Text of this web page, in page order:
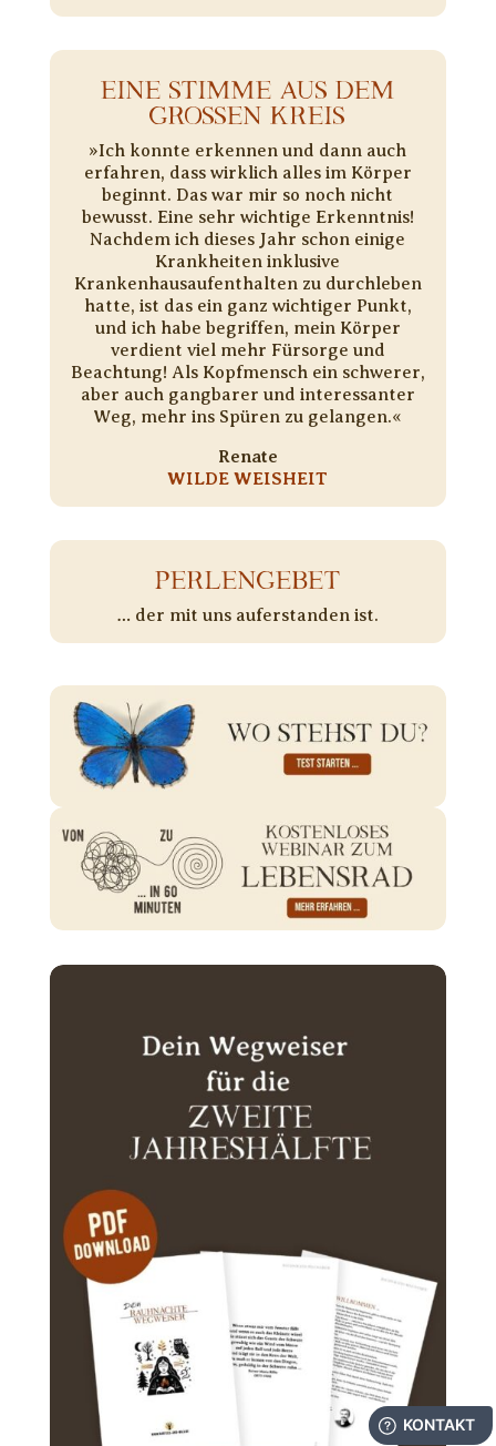
EINE STIMME AUS DEM
GROSSEN KREIS
»Ich konnte erkennen und dann auch
erfahren, dass wirklich alles im Körper
beginnt. Das war mir so noch nicht
bewusst. Eine sehr wichtige Erkenntnis!
Nachdem ich dieses Jahr schon einige
Krankheiten inklusive
Krankenhausaufenthalten zu durchleben
hatte, ist das ein ganz wichtiger Punkt,
und ich habe begriffen, mein Körper
verdient viel mehr Fürsorge und
Beachtung! Als Kopfmensch ein schwerer,
aber auch gangbarer und interessanter
Weg, mehr ins Spüren zu gelangen.«
Renate
WILDE WEISHEIT
PERLENGEBET
… der mit uns auferstanden ist.